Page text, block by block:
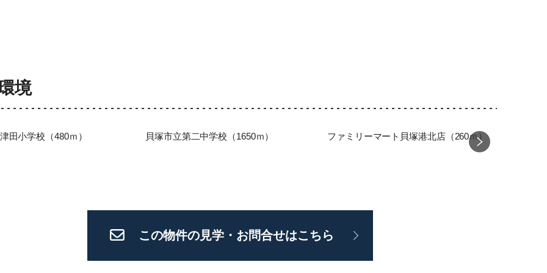
境
田小学校（480ｍ） 貝塚市立第二中学校（1650ｍ） ファミリーマート貝塚港北店（260ｍ）